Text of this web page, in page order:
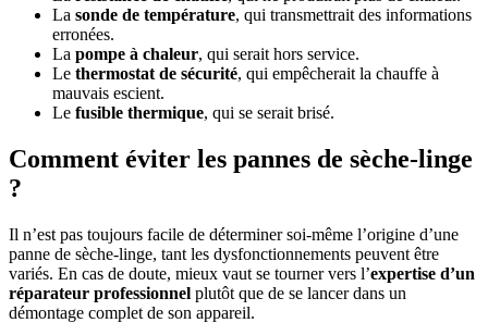
La sonde de température, qui transmettrait des informations
erronées.
La pompe à chaleur, qui serait hors service.
Le thermostat de sécurité, qui empêcherait la chauffe à
mauvais escient.
Le fusible thermique, qui se serait brisé.
Comment éviter les pannes de sèche-linge
?
Il n’est pas toujours facile de déterminer soi-même l’origine d’une
panne de sèche-linge, tant les dysfonctionnements peuvent être
variés. En cas de doute, mieux vaut se tourner vers l’expertise d’un
réparateur professionnel plutôt que de se lancer dans un
démontage complet de son appareil.